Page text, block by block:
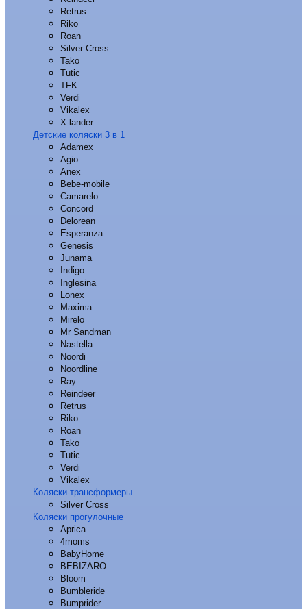
Retrus
Riko
Roan
Silver Cross
Tako
Tutic
TFK
Verdi
Vikalex
X-lander
Детские коляски 3 в 1
Adamex
Agio
Anex
Bebe-mobile
Camarelo
Concord
Delorean
Esperanza
Genesis
Junama
Indigo
Inglesina
Lonex
Maxima
Mirelo
Mr Sandman
Nastella
Noordi
Noordline
Ray
Reindeer
Retrus
Riko
Roan
Tako
Tutic
Verdi
Vikalex
Коляски-трансформеры
Silver Cross
Коляски прогулочные
Aprica
4moms
BabyHome
BEBIZARO
Bloom
Bumbleride
Bumprider